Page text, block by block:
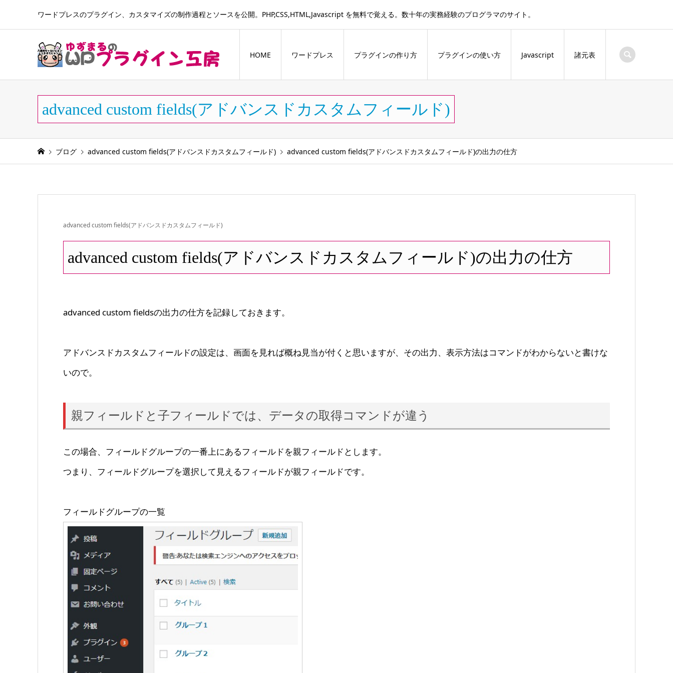
ワードプレスのプラグイン、カスタマイズの制作過程とソースを公開。PHP,CSS,HTML,Javascript を無料で覚える。数十年の実務経験のプログラマのサイト。
HOME ワードプレス プラグインの作り方 プラグインの使い方 Javascript 諸元表
advanced custom fields(アドバンスドカスタムフィールド)
ブログ advanced custom fields(アドバンスドカスタムフィールド) advanced custom fields(アドバンスドカスタムフィールド)の出力の仕方
advanced custom fields(アドバンスドカスタムフィールド)
advanced custom fields(アドバンスドカスタムフィールド)の出力の仕方
advanced custom fieldsの出力の仕方を記録しておきます。
アドバンスドカスタムフィールドの設定は、画面を見れば概ね見当が付くと思いますが、その出力、表示方法はコマンドがわからないと書けな
いので。
親フィールドと子フィールドでは、データの取得コマンドが違う
この場合、フィールドグループの一番上にあるフィールドを親フィールドとします。
つまり、フィールドグループを選択して見えるフィールドが親フィールドです。
フィールドグループの一覧